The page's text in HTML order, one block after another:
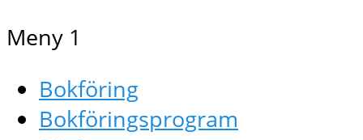
Meny 1
Bokföring
Bokföringsprogram